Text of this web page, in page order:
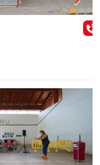
Next